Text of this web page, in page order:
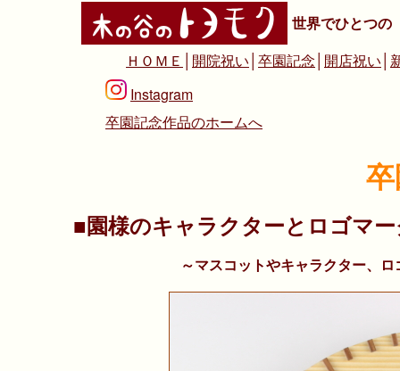
世界でひとつの
ＨＯＭＥ
開院祝い 卒園記念 開店祝い
Instagram
卒園記念作品のホームへ
■園様のキャラクターとロゴマ
～マスコットやキャラクター、